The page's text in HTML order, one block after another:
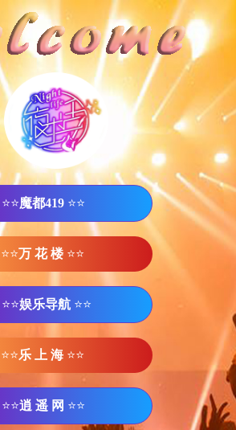
⭐⭐魔都419 ⭐⭐
⭐⭐万 花 楼 ⭐⭐
⭐⭐娱乐导航 ⭐⭐
⭐⭐乐 上 海 ⭐⭐
⭐⭐逍 遥 网 ⭐⭐